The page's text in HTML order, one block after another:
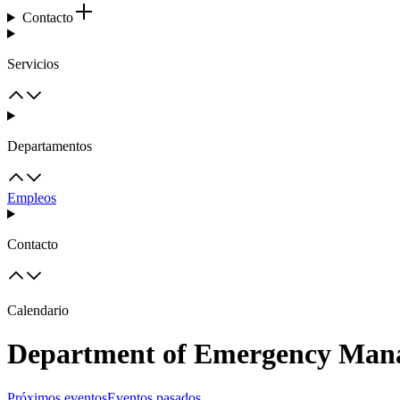
Contacto
Servicios
Departamentos
Empleos
Contacto
Calendario
Department of Emergency